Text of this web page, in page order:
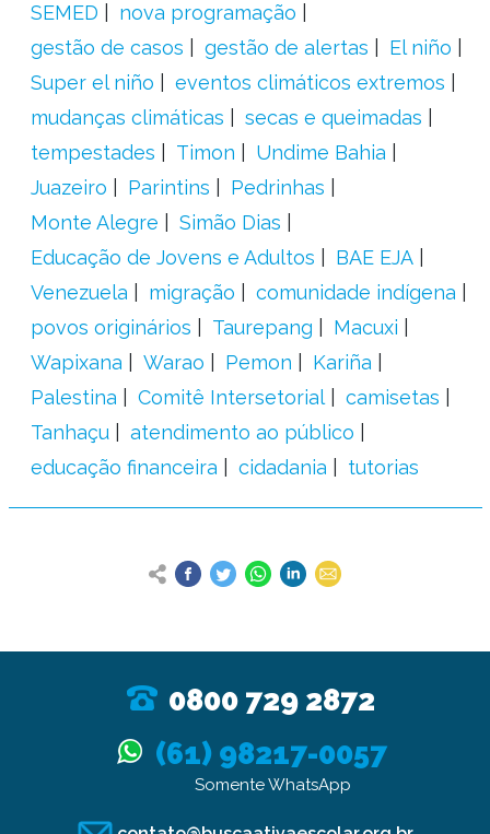
SEMED
nova programação
gestão de casos
gestão de alertas
El niño
Super el niño
eventos climáticos extremos
mudanças climáticas
secas e queimadas
tempestades
Timon
Undime Bahia
Juazeiro
Parintins
Pedrinhas
Monte Alegre
Simão Dias
Educação de Jovens e Adultos
BAE EJA
Venezuela
migração
comunidade indígena
povos originários
Taurepang
Macuxi
Wapixana
Warao Pemon
Kariña
Palestina
Comitê Intersetorial
camisetas
Tanhaçu
atendimento ao público
educação financeira
cidadania tutorias
0800 729 2872
(61) 98217-0057
Somente WhatsApp